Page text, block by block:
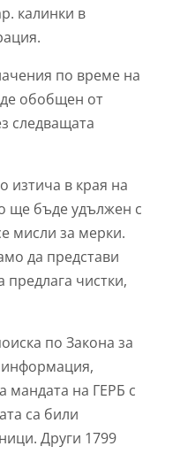
калинки в
по време на
обобщен от
следващата
изтича в края на
ще бъде удължен с
мисли за мерки.
да представи
чистки,
по Закона за
мандата на ГЕРБ с
са били
Други 1799